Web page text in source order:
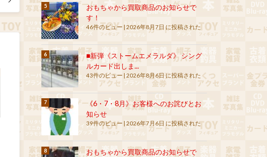
おもちゃから買取商品のお知らせで
す！
46件のビュー 2026年8月7日 に投稿された
■新弾《ストームエメラルダ》 シング
ルカード出しま...
43件のビュー |2026年8月6日 に投稿された
《6・7・8月》お客様へのお詫びとお
知らせ
39件のビュー 2026年7月6日 に投稿された
おもちゃから買取商品のお知らせで